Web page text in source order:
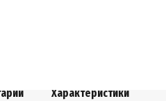
Характеристики